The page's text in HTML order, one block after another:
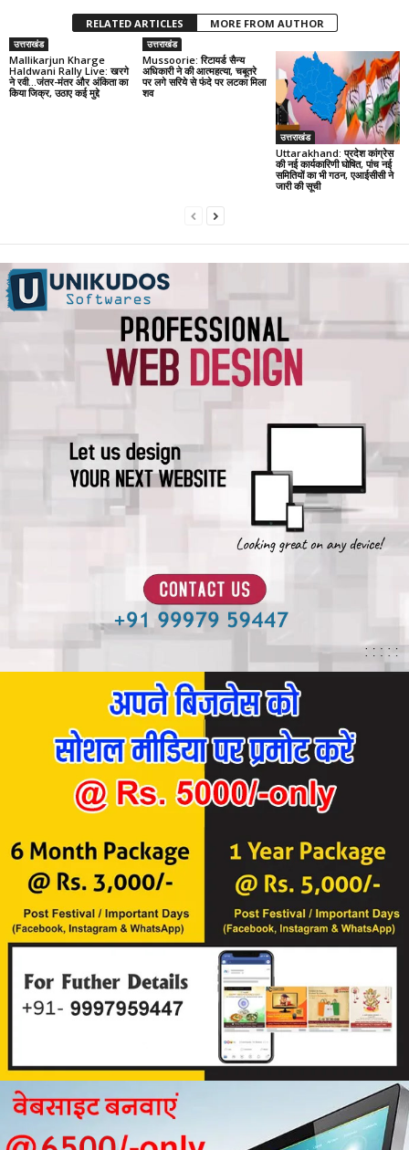
RELATED ARTICLES MORE FROM AUTHOR
उत्तराखंड
Mallikarjun Kharge
Haldwani Rally Live: खरगे
ने रवी…जंतर-मंतर और अंकिता का
किया जिक्र, उठाए कई मुद्दे
उत्तराखंड
Mussoorie: रिटायर्ड सैन्य
अधिकारी ने की आत्महत्या, चबूतरे
पर लगे सरिये से फंदे पर लटका मिला
शव
उत्तराखंड
Uttarakhand: प्रदेश कांग्रेस
की नई कार्यकारिणी घोषित, पांच नई
समितियों का भी गठन, एआईसीसी ने
जारी की सूची